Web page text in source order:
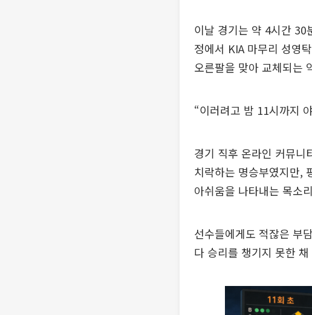
이날 경기는 약 4시간 30
정에서 KIA 마무리 성영
오른팔을 맞아 교체되는
“이러려고 밤 11시까지
경기 직후 온라인 커뮤니
치락하는 명승부였지만,
아쉬움을 나타내는 목소
선수들에게도 적잖은 부
다 승리를 챙기지 못한